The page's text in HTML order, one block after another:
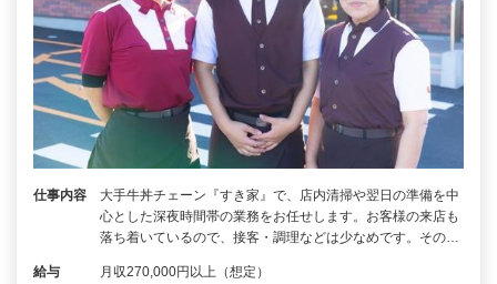
仕事内容
大手牛丼チェーン『すき家』で、店内清掃や翌日の準備を中
心とした深夜時間帯の業務をお任せします。お客様の来店も
落ち着いているので、接客・調理などは少なめです。その…
給与 月収270,000円以上（想定）